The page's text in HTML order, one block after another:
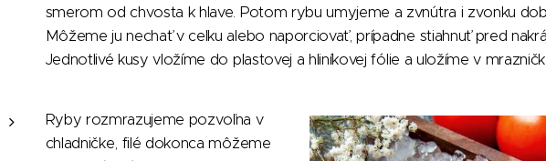
smerom od chvosta k hlave. Potom rybu umyjeme a zvnútra i zvonku
Môžeme ju nechať v celku alebo naporciovať, prípadne stiahnuť pred
Jednotlivé kusy vložíme do plastovej a hliníkovej fólie a uložíme v
Ryby rozmrazujeme pozvoľna v
chladničke, filé dokonca môžeme